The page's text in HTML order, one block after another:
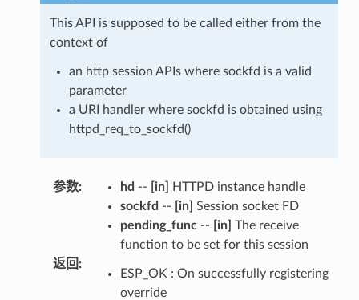
This API is supposed to be called either from the
context of
an http session APIs where sockfd is a valid
parameter
a URI handler where sockfd is obtained using
httpd_req_to_sockfd()
参数: hd -- [in]
HTTPD instance handle
sockfd -- [in] Session socket FD
pending_func-- [in] The receive
function to be set for this session
返回 :
ESP_OK : On successfully registering
override